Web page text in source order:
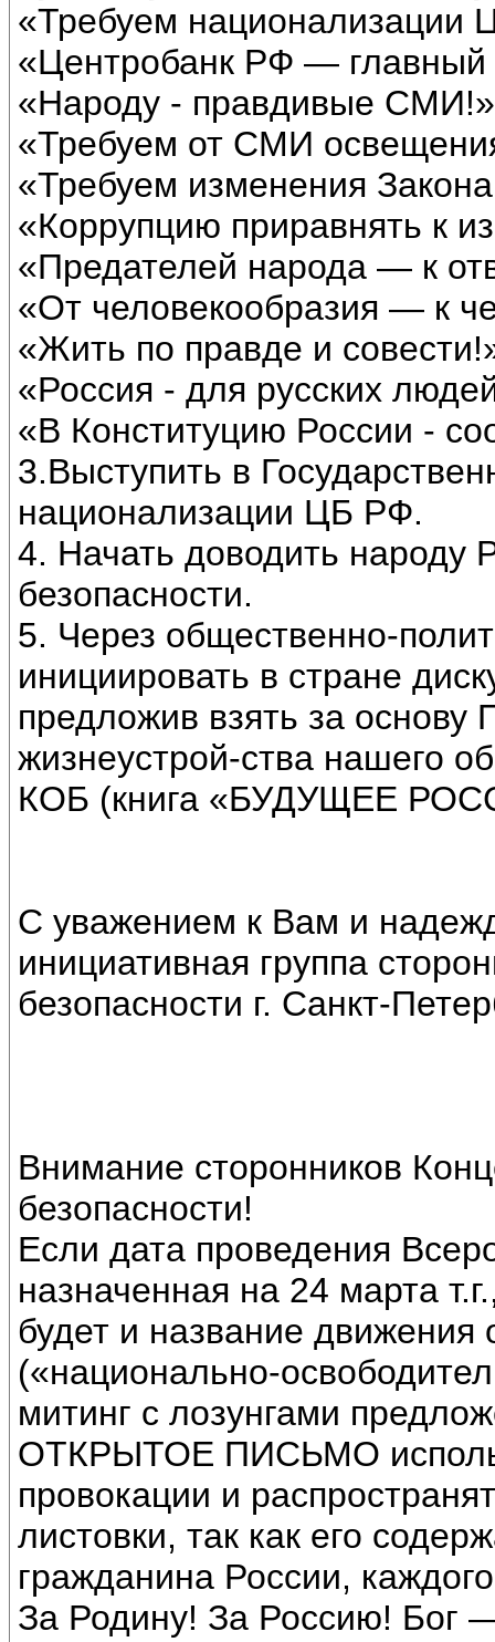
«Требуем национализации
«Центробанк РФ — главный
«Народу - правдивые СМИ!»
«Требуем от СМИ
«Требуем изменения
«Коррупцию приравнять к
«Предателей народа — к
«От человекообразия — к
«Жить по правде и
«Россия - для русских
«В Конституцию России -
3.Выступить в
национализации ЦБ РФ.
4. Начать доводить народу
безопасности.
5. Через общественно-
инициировать в стране
предложив взять за основу
жизнеустрой-ства нашего
КОБ (книга «БУДУЩЕЕ
С уважением к Вам и
инициативная группа
безопасности г. Санкт-
Внимание сторонников
безопасности!
Если дата проведения
назначенная на 24 марта
будет и название движения
(«национально-
митинг с лозунгами
ОТКРЫТОЕ ПИСЬМО
провокации и
листовки, так как его
гражданина России,
За Родину! За Россию! Бог